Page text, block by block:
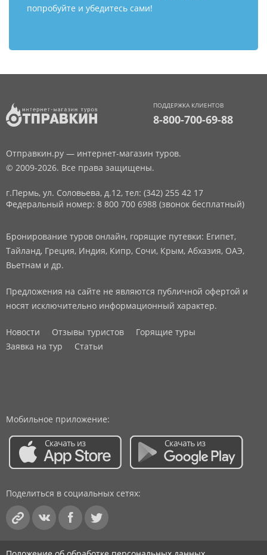
попробуйте и убедитесь сами!
ПОДДЕРЖКА КЛИЕНТОВ
8-800-700-69-88
Отправкин.ру — интернет-магазин туров.
© 2009-2026. Все права защищены.
г.Пермь, ул. Соловьева, д.12, тел: (342) 255 42 17
Федеральный номер: 8 800 700 6988 (звонок бесплатный)
Бронирование туров онлайн, горящие путевки: Египет,
Тайланд, Греция, Индия, Кипр, Сочи, Крым, Абхазия, ОАЭ,
Вьетнам и др.
Предложения на сайте не являются публичной офертой и
носят исключительно информационный характер.
Новости Отзывы туристов
Горящие туры
Заявка на тур
Статьи
Мобильное приложение:
Поделиться в социальных сетях: